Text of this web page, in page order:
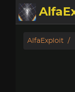
Categorias
AlfaExploit